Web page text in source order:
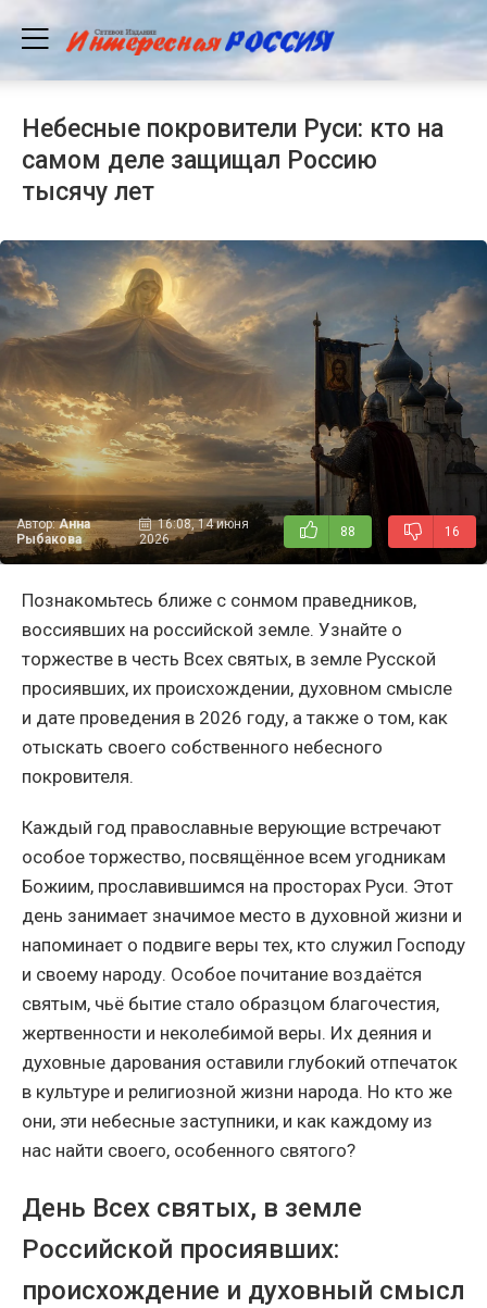
Небесные покровители Руси: кто на
самом деле защищал Россию
тысячу лет
Автор:Анна
Рыбакова
16:08, 14 июня
2026
88 16
Познакомьтесь ближе с сонмом праведников,
воссиявших на российской земле. Узнайте о
торжестве в честь Всех святых, в земле Русской
просиявших, их происхождении, духовном смысле
и дате проведения в 2026 году, а также о том, как
отыскать своего собственного небесного
покровителя.
Каждый год православные верующие встречают
особое торжество, посвящённое всем угодникам
Божиим, прославившимся на просторах Руси. Этот
день занимает значимое место в духовной жизни и
напоминает о подвиге веры тех, кто служил Господу
и своему народу. Особое почитание воздаётся
святым, чьё бытие стало образцом благочестия,
жертвенности и неколебимой веры. Их деяния и
духовные дарования оставили глубокий отпечаток
в культуре и религиозной жизни народа. Но кто же
они, эти небесные заступники, и как каждому из
нас найти своего, особенного святого?
День Всех святых, в земле
Российской просиявших:
происхождение и духовный смысл